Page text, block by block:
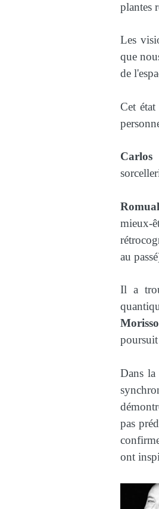
plantes
Les
que
de
Cet
Carlos
au
Il a
poursuit
Dans la
pas
ont